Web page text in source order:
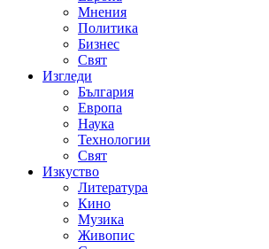
Мнения
Политика
Бизнес
Свят
Изгледи
България
Европа
Наука
Технологии
Свят
Изкуство
Литература
Кино
Музика
Живопис